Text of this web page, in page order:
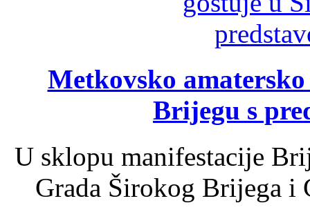
Metkovsko
Brijegu s
U sklopu manifestacije
Grada Širokog Brijega